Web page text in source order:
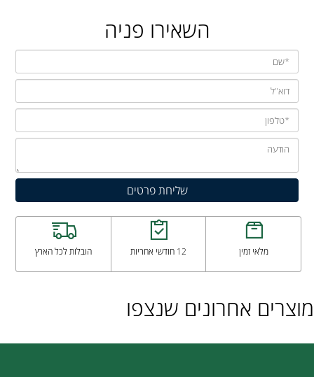
השאירו פניה
מלאי זמין 12 חודשי אחריות הובלות לכל הארץ
מוצרים אחרונים שנצפו